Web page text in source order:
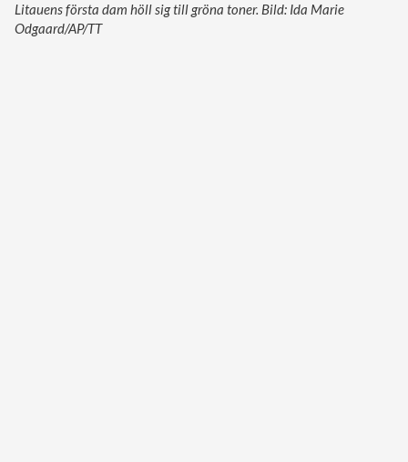
Litauens första dam höll sig till gröna toner. Bild: Ida Marie
Odgaard/AP/TT